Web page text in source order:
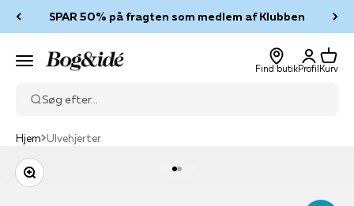
SPAR 50% på fragten som medlem af Klubben
Menu Bog & idé
Find butik
Log ind
Profil
Kurv
Kurv
Søg efter...
Hjem Ulvehjerter
Zoom